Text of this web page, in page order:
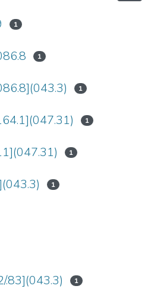
1
1
1
1
1
1
.83](043.3) 1